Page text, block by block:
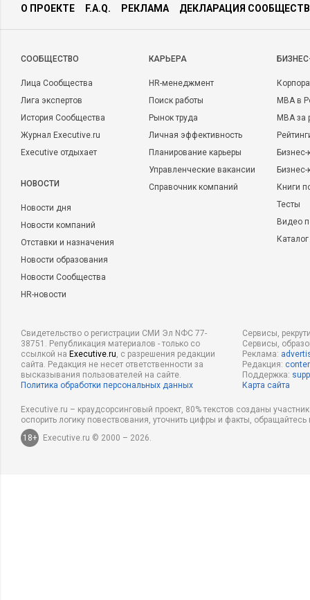
О ПРОЕКТЕ F.A.Q. РЕКЛАМА ДЕКЛАРАЦИЯ
CООБЩЕСТВО
Лица Сообщества
Лига экспертов
История Сообщества
Журнал Executive.ru
Executive отдыхает
НОВОСТИ
Новости дня
Новости компаний
Отставки и назначения
Новости образования
Новости Сообщества
HR-новости
КАРЬЕРА
HR-менеджмент
Поиск работы
Рынок труда
Личная эффективность
Планирование карьеры
Управленческие вакансии
Справочник компаний
MBA в
MBA
Бизнес-
Книги
Тесты
Видео
Свидетельство о регистрации СМИ Эл NФС 77-
38751. Републикация материалов - только со
ссылкой на Executive.ru, с разрешения редакции
сайта. Редакция не несет ответственности за
высказывания пользователей на сайте.
Политика обработки персональных данных
Сервисы,
Сервисы,
Реклама:
Редакция:
Поддержка:
Карта сайта
Executive.ru – краудсорсинговый проект, 80% текстов созданы
оспорить логику повествования, уточнить цифры и факты,
18+
Executive.ru © 2000 – 2026.